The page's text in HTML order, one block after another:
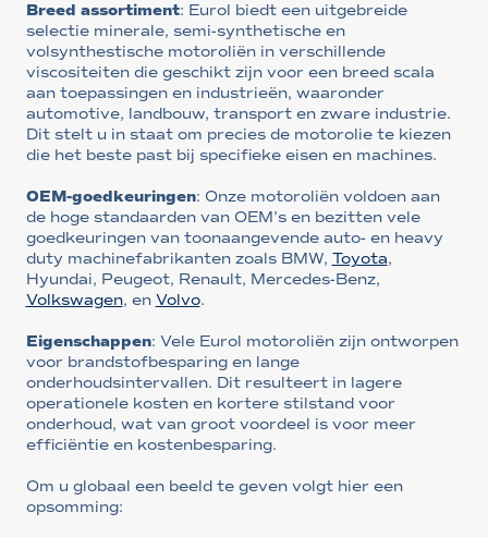
Breed assortiment: Eurol biedt een uitgebreide
selectie minerale, semi-synthetische en
volsynthestische motoroliën in verschillende
viscositeiten die geschikt zijn voor een breed scala
aan toepassingen en industrieën, waaronder
automotive, landbouw, transport en zware industrie.
Dit stelt u in staat om precies de motorolie te kiezen
die het beste past bij specifieke eisen en machines.
OEM-goedkeuringen: Onze motoroliën voldoen aan
de hoge standaarden van OEM’s en bezitten vele
goedkeuringen van toonaangevende auto- en heavy
duty machinefabrikanten zoals BMW, Toyota,
Hyundai, Peugeot, Renault, Mercedes-Benz,
Volkswagen, en Volvo.
Eigenschappen: Vele Eurol motoroliën zijn ontworpen
voor brandstofbesparing en lange
onderhoudsintervallen. Dit resulteert in lagere
operationele kosten en kortere stilstand voor
onderhoud, wat van groot voordeel is voor meer
efficiëntie en kostenbesparing.
Om u globaal een beeld te geven volgt hier een
opsomming: